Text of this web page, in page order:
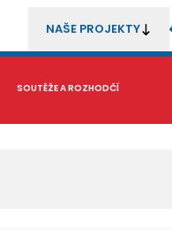
NAŠE PROJEKTY
SOUTĚŽE A ROZHODČÍ